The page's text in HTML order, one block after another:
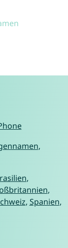
,
,
,
, Spanien,